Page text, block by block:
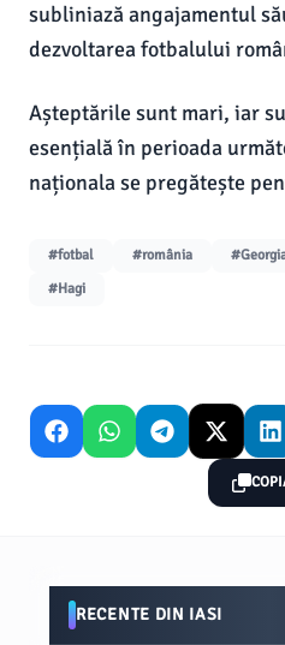
subliniază angajamentul
dezvoltarea fotbalului
Așteptările sunt mari, iar
esențială în perioada
naționala se pregătește
#fotbal #românia
#Hagi
RECENTE DIN IASI